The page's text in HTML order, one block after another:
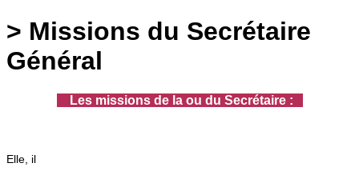
> Missions du Secrétaire
Général
Les missions de la ou du Secrétaire :
Elle, il